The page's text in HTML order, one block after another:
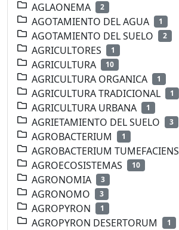
AGLAONEMA 2
AGOTAMIENTO DEL AGUA 1
AGOTAMIENTO DEL SUELO 2
AGRICULTORES 1
AGRICULTURA 10
AGRICULTURA ORGANICA 1
AGRICULTURA TRADICIONAL 1
AGRICULTURA URBANA 1
AGRIETAMIENTO DEL SUELO 3
AGROBACTERIUM 1
AGROBACTERIUM TUMEFACIENS
AGROECOSISTEMAS 10
AGRONOMIA 3
AGRONOMO 3
AGROPYRON 1
AGROPYRON DESERTORUM 1